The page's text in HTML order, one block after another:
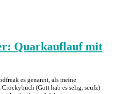
Quarkauflauf mit
es genannt, als meine
(Gott hab es selig, seufz)